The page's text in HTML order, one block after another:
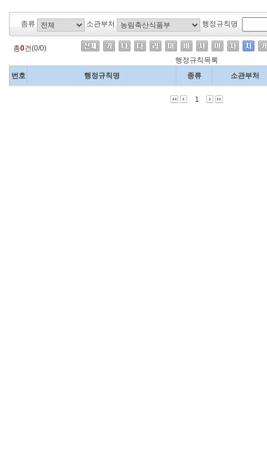
종류 소관부처 행정규칙명
총0건(0/0)
행정규칙목록
번호
행정규칙명 종류 소관부처
1